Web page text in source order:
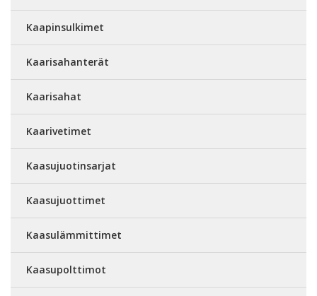
Kaapinsulkimet
Kaarisahanterät
Kaarisahat
Kaarivetimet
Kaasujuotinsarjat
Kaasujuottimet
Kaasulämmittimet
Kaasupolttimot